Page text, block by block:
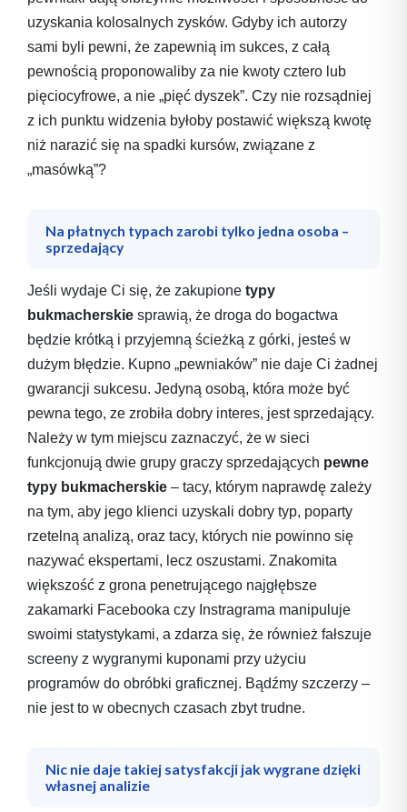
uzyskania kolosalnych zysków. Gdyby ich autorzy
sami byli pewni, że zapewnią im sukces, z całą
pewnością proponowaliby za nie kwoty cztero lub
pięciocyfrowe, a nie „pięć dyszek”. Czy nie rozsądniej
z ich punktu widzenia byłoby postawić większą kwotę
niż narazić się na spadki kursów, związane z
„masówką”?
Na płatnych typach zarobi tylko jedna osoba –
sprzedający
Jeśli wydaje Ci się, że zakupione typy
bukmacherskie sprawią, że droga do bogactwa
będzie krótką i przyjemną ścieżką z górki, jesteś w
dużym błędzie. Kupno „pewniaków” nie daje Ci żadnej
gwarancji sukcesu. Jedyną osobą, która może być
pewna tego, ze zrobiła dobry interes, jest sprzedający.
Należy w tym miejscu zaznaczyć, że w sieci
funkcjonują dwie grupy graczy sprzedających pewne
typy bukmacherskie – tacy, którym naprawdę zależy
na tym, aby jego klienci uzyskali dobry typ, poparty
rzetelną analizą, oraz tacy, których nie powinno się
nazywać ekspertami, lecz oszustami. Znakomita
większość z grona penetrującego najgłębsze
zakamarki Facebooka czy Instragrama manipuluje
swoimi statystykami, a zdarza się, że również fałszuje
screeny z wygranymi kuponami przy użyciu
programów do obróbki graficznej. Bądźmy szczerzy –
nie jest to w obecnych czasach zbyt trudne.
Nic nie daje takiej satysfakcji jak wygrane dzięki
własnej analizie